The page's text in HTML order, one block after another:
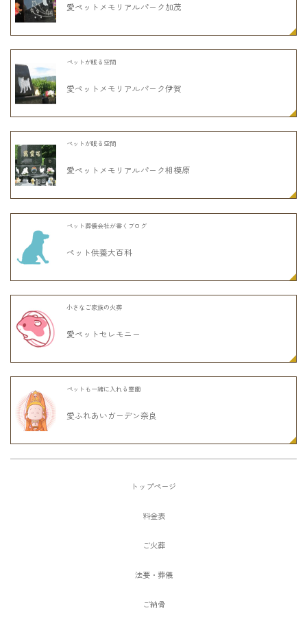
愛ペットメモリアルパーク加茂
ペットが眠る空間
愛ペットメモリアルパーク伊賀
ペットが眠る空間
愛ペットメモリアルパーク相模原
ペット葬儀会社が書くブログ
ペット供養大百科
小さなご家族の火葬
愛ペットセレモニー
ペットも一緒に入れる霊園
愛ふれあいガーデン奈良
トップページ
料金表
ご火葬
法要・葬儀
ご納骨